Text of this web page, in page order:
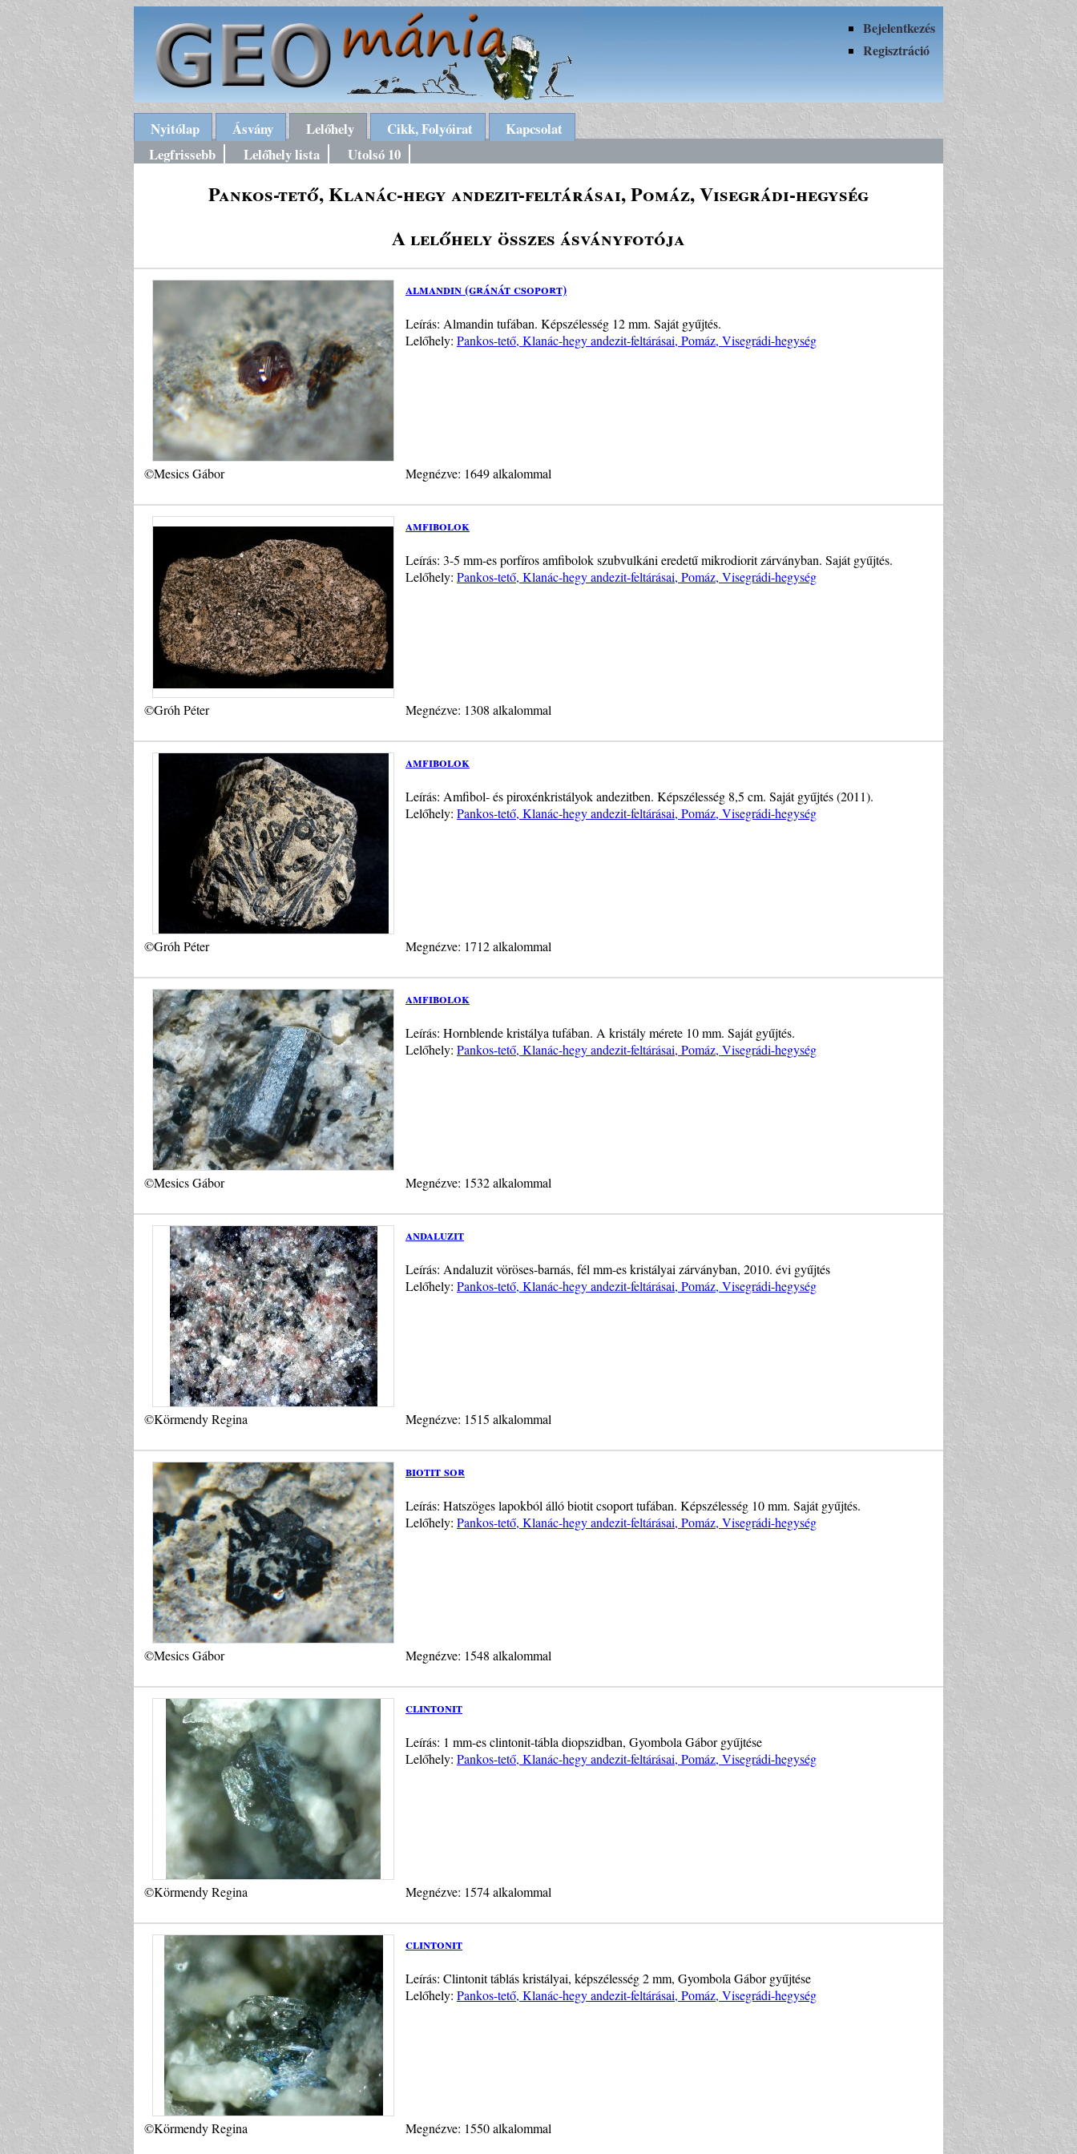
Bejelentkezés
Regisztráció
Nyitólap Ásvány Lelőhely Cikk, Folyóirat
Kapcsolat
Legfrissebb
Lelőhely lista Utolsó 10
Pankos-tető, Klanác-hegy andezit-feltárásai, Pomáz, Visegrádi-hegység
A lelőhely összes ásványfotója
almandin (gránát csoport)
Leírás: Almandin tufában. Képszélesség 12 mm. Saját gyűjtés.
Lelőhely: Pankos-tető, Klanác-hegy andezit-feltárásai, Pomáz, Visegrádi-hegység
©Mesics Gábor Megnézve: 1649 alkalommal
amfibolok
Leírás: 3-5 mm-es porfíros amfibolok szubvulkáni eredetű mikrodiorit zárványban. Saját gyűjtés.
Lelőhely: Pankos-tető, Klanác-hegy andezit-feltárásai, Pomáz, Visegrádi-hegység
©Gróh Péter Megnézve: 1308 alkalommal
amfibolok
Leírás: Amfibol- és piroxénkristályok andezitben. Képszélesség 8,5 cm. Saját gyűjtés (2011).
Lelőhely: Pankos-tető, Klanác-hegy andezit-feltárásai, Pomáz, Visegrádi-hegység
©Gróh Péter Megnézve: 1712 alkalommal
amfibolok
Leírás: Hornblende kristálya tufában. A kristály mérete 10 mm. Saját gyűjtés.
Lelőhely: Pankos-tető, Klanác-hegy andezit-feltárásai, Pomáz, Visegrádi-hegység
©Mesics Gábor Megnézve: 1532 alkalommal
andaluzit
Leírás: Andaluzit vöröses-barnás, fél mm-es kristályai zárványban, 2010. évi gyűjtés
Lelőhely: Pankos-tető, Klanác-hegy andezit-feltárásai, Pomáz, Visegrádi-hegység
©Körmendy Regina Megnézve: 1515 alkalommal
biotit sor
Leírás: Hatszöges lapokból álló biotit csoport tufában. Képszélesség 10 mm. Saját gyűjtés.
Lelőhely: Pankos-tető, Klanác-hegy andezit-feltárásai, Pomáz, Visegrádi-hegység
©Mesics Gábor Megnézve: 1548 alkalommal
clintonit
Leírás: 1 mm-es clintonit-tábla diopszidban, Gyombola Gábor gyűjtése
Lelőhely: Pankos-tető, Klanác-hegy andezit-feltárásai, Pomáz, Visegrádi-hegység
©Körmendy Regina Megnézve: 1574 alkalommal
clintonit
Leírás: Clintonit táblás kristályai, képszélesség 2 mm, Gyombola Gábor gyűjtése
Lelőhely: Pankos-tető, Klanác-hegy andezit-feltárásai, Pomáz, Visegrádi-hegység
©Körmendy Regina Megnézve: 1550 alkalommal